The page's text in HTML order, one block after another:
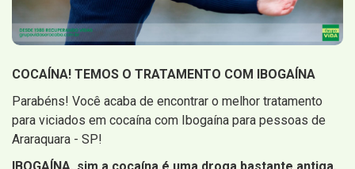
COCAÍNA! TEMOS O TRATAMENTO COM IBOGAÍNA
Parabéns! Você acaba de encontrar o melhor tratamento
para viciados em cocaína com Ibogaína para pessoas de
Araraquara - SP!